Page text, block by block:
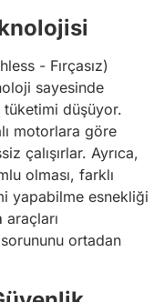
- Fırçasız)
sayesinde
düşüyor.
motorlara göre
çalışırlar. Ayrıca,
olması, farklı
yapabilme esnekliği
araçları
ortadan